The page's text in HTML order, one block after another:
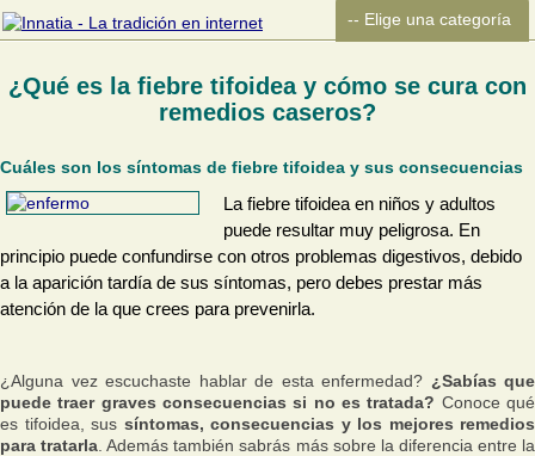
¿Qué es la fiebre tifoidea y cómo se cura con
remedios caseros?
Cuáles son los síntomas de fiebre tifoidea y sus consecuencias
La fiebre tifoidea en niños y adultos
puede resultar muy peligrosa. En
principio puede confundirse con otros problemas digestivos, debido
a la aparición tardía de sus síntomas, pero debes prestar más
atención de la que crees para prevenirla.
¿Alguna vez escuchaste hablar de esta enfermedad? ¿Sabías que
puede traer graves consecuencias si no es tratada? Conoce qué
es tifoidea, sus síntomas, consecuencias y los mejores remedios
para tratarla . Además también sabrás más sobre la diferencia entre la